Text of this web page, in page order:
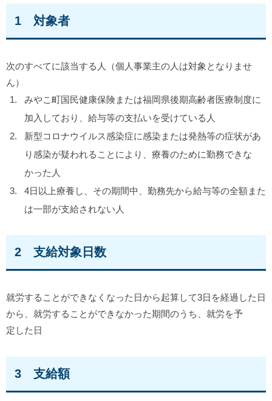
1 対象者
次のすべてに該当する人（個人事業主の人は対象となりませ
ん）
みやこ町国民健康保険または福岡県後期高齢者医療制度に
加入しており、給与等の支払いを受けている人
新型コロナウイルス感染症に感染または発熱等の症状があ
り感染が疑われることにより、療養のために勤務できな
かった人
4日以上療養し、その期間中、勤務先から給与等の全額また
は一部が支給されない人
2 支給対象日数
就労することができなくなった日から起算して3日を経過した日
から、就労することができなかった期間のうち、就労を予
定した日
3 支給額